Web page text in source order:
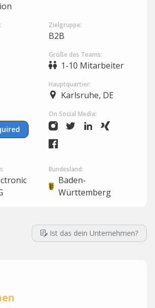
Zielgruppe:
B2B
Größe des Teams:
1-10 Mitarbeiter
Hauptquartier:
Karlsruhe, DE
On Social Media:
Bundesland:
Baden-
Württemberg
Ist das dein Unternehmen?